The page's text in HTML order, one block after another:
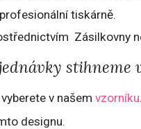
tiskárně.
Zásilkovny
stihneme
v našem vzorníku.
designu.